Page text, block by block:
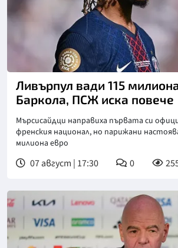
Ливърпул вади 115
Баркола, ПСЖ иска повече
Мърсисайдци направиха първата си
френския национал, но парижани
милиона евро
07 август | 17:30 0